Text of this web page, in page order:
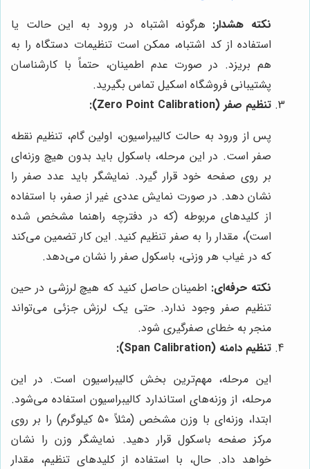
نکته هشدار: هرگونه اشتباه در ورود به این حالت یا
استفاده از کد اشتباه، ممکن است تنظیمات دستگاه را به
هم بریزد. در صورت عدم اطمینان، حتماً با کارشناسان
پشتیبانی فروشگاه اسکیل تماس بگیرید.
تنظیم صفر (Zero Point Calibration):
پس از ورود به حالت کالیبراسیون، اولین گام، تنظیم نقطه
صفر است. در این مرحله، باسکول باید بدون هیچ وزنه‌ای
بر روی صفحه خود قرار گیرد. نمایشگر باید عدد صفر را
نشان دهد. در صورت نمایش عددی غیر از صفر، با استفاده
از کلیدهای مربوطه (که در دفترچه راهنما مشخص شده
است)، مقدار را به صفر تنظیم کنید. این کار تضمین می‌کند
که در غیاب هر وزنی، باسکول صفر را نشان می‌دهد.
نکته حرفه‌ای: اطمینان حاصل کنید که هیچ لرزشی در حین
تنظیم صفر وجود ندارد. حتی یک لرزش جزئی می‌تواند
منجر به خطای صفرگیری شود.
تنظیم دامنه (Span Calibration):
این مرحله، مهم‌ترین بخش کالیبراسیون است. در این
مرحله، از وزنه‌های استاندارد کالیبراسیون استفاده می‌شود.
ابتدا، وزنه‌ای با وزن مشخص (مثلاً ۵۰ کیلوگرم) را بر روی
مرکز صفحه باسکول قرار دهید. نمایشگر وزن را نشان
خواهد داد. حال، با استفاده از کلیدهای تنظیم، مقدار